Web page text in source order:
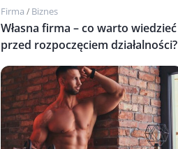
Firma / Biznes
Własna firma – co warto wiedzieć
przed rozpoczęciem działalności?